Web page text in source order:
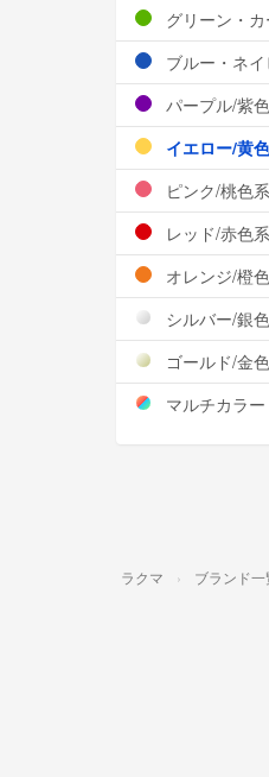
グリーン・
ブルー・ネ
パープル/紫
イエロー/黄
ピンク/桃色系
レッド/赤色系
オレンジ/橙
シルバー/銀
ゴールド/金
マルチカラー
ラクマ ブランド一